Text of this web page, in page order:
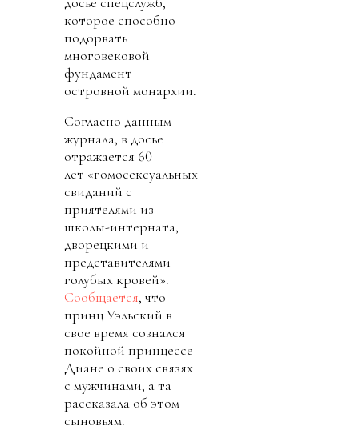
которое способно
подорвать
многовековой
фундамент
островной монархии.
Согласно данным
журнала, в досье
отражается 60
лет «гомосексуальных
свиданий с
приятелями из
школы-интерната,
дворецкими и
представителями
голубых кровей».
Сообщается, что
принц Уэльский в
свое время сознался
покойной принцессе
Диане о своих связях
с мужчинами, а та
рассказала об этом
сыновьям.